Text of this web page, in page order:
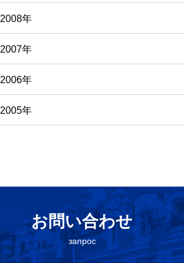
2008年
2007年
2006年
2005年
お問い合わせ
запрос